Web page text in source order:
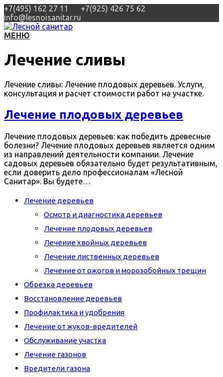
+7(495) 162 27 11 +7(925) 426 75 62
info@lesnoisanitar.ru
МЕНЮ
Лечение сливы
Лечение сливы: Лечение плодовых деревьев. Услуги,
консультация и расчет стоимости работ на участке.
Лечение плодовых деревьев
Лечение плодовых деревьев: как победить древесные
болезни? Лечение плодовых деревьев является одним
из направлений деятельности компании. Лечение
садовых деревьев обязательно будет результативным,
если доверить дело профессионалам «Лесной
Санитар». Вы будете…
Лечение деревьев
Осмотр и диагностика деревьев
Лечение плодовых деревьев
Лечение хвойных деревьев
Лечение лиственных деревьев
Лечение от ожогов и морозобойных трещин
Обрезка деревьев
Восстановление деревьев
Профилактика и удобрения
Лечение от жуков-вредителей
Обслуживание участка
Лечение газонов
Вредители газона